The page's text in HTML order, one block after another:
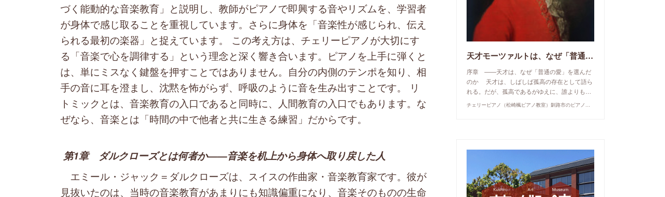
づく能動的な音楽教育」と説明し、教師がピアノで即興する音やリズムを、学習者
が身体で感じ取ることを重視しています。さらに身体を「音楽性が感じられ、伝え
られる最初の楽器」と捉えています。 この考え方は、チェリーピアノが大切にす
る「音楽で心を調律する」という理念と深く響き合います。ピアノを上手に弾くと
は、単にミスなく鍵盤を押すことではありません。自分の内側のテンポを知り、相
手の音に耳を澄まし、沈黙を怖がらず、呼吸のように音を生み出すことです。 リ
トミックとは、音楽教育の入口であると同時に、人間教育の入口でもあります。な
ぜなら、音楽とは「時間の中で他者と共に生きる練習」だからです。
第1章 ダルクローズとは何者か――音楽を机上から身体へ取り戻した人
エミール・ジャック＝ダルクローズは、スイスの作曲家・音楽教育家です。彼が
見抜いたのは、当時の音楽教育があまりにも知識偏重になり、音楽そのものの生命
天才モーツァルトは、なぜ「普通の愛」を選んだのか
序章 ——天才は、なぜ「普通の愛」を選んだ
のか 天才は、しばしば孤高の存在として語ら
れる。だが、孤高であるがゆえに、誰よりも…
チェリーピアノ（松崎楓ピアノ教室）釧路市のピアノ教室